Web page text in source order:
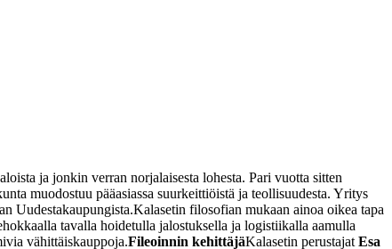
ja jonkin verran norjalaisesta lohesta. Pari vuotta sitten
muodostuu pääasiassa suurkeittiöistä ja teollisuudesta. Yritys
Uudestakaupungista.Kalasetin filosofian mukaan ainoa oikea tapa
tavalla hoidetulla jalostuksella ja logistiikalla aamulla
vähittäiskauppoja.Fileoinnin kehittäjäKalasetin perustajat Esa